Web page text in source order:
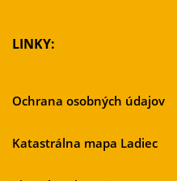
LINKY:
Ochrana osobných údajov
Katastrálna mapa Ladiec